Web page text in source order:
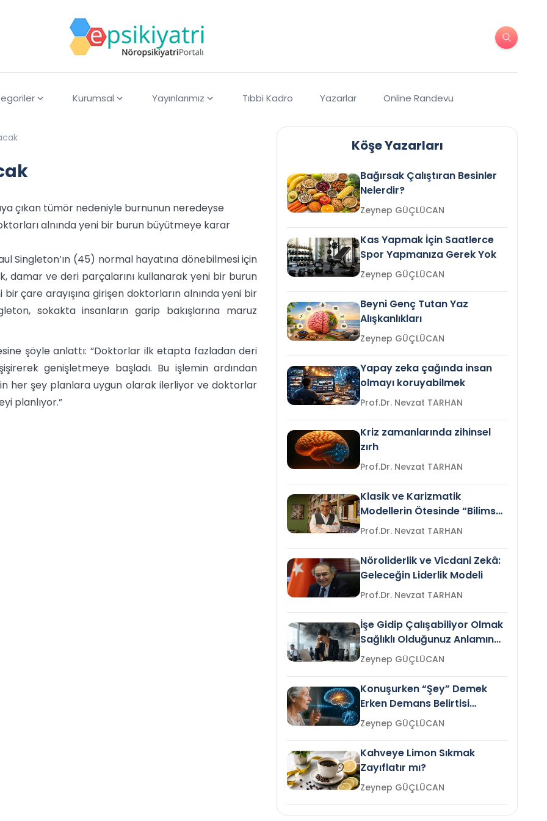
Kurumsal Yayınlarımız Tıbbi Kadro Yazarlar Online Randevu
çıkan tümör nedeniyle burnunun neredeyse
alnında yeni bir burun büyütmeye karar
Singleton’ın (45) normal hayatına dönebilmesi için
damar ve deri parçalarını kullanarak yeni bir burun
çare arayışına girişen doktorların alnında yeni bir
sokakta insanların garip bakışlarına maruz
şöyle anlattı: “Doktorlar ilk etapta fazladan deri
genişletmeye başladı. Bu işlemin ardından
her şey planlara uygun olarak ilerliyor ve doktorlar
planlıyor.”
Köşe Yazarları
Bağırsak Çalıştıran Besinler
Nelerdir?
Zeynep GÜÇLÜCAN
Kas Yapmak İçin Saatlerce
Spor Yapmanıza Gerek Yok
Zeynep GÜÇLÜCAN
Beyni Genç Tutan Yaz
Alışkanlıkları
Zeynep GÜÇLÜCAN
Yapay zeka çağında insan
olmayı koruyabilmek
Prof.Dr. Nevzat TARHAN
Kriz zamanlarında zihinsel
zırh
Prof.Dr. Nevzat TARHAN
Klasik ve Karizmatik
Modellerin Ötesinde “Bilimsel
Liderlik”
Prof.Dr. Nevzat TARHAN
Nöroliderlik ve Vicdani Zekâ:
Geleceğin Liderlik Modeli
Prof.Dr. Nevzat TARHAN
İşe Gidip Çalışabiliyor Olmak
Sağlıklı Olduğunuz Anlamına
Gelir mi?Zeynep GÜÇLÜCAN
Konuşurken “Şey” Demek
Erken Demans Belirtisi
Olabilir mi?Zeynep GÜÇLÜCAN
Kahveye Limon Sıkmak
Zayıflatır mı?
Zeynep GÜÇLÜCAN